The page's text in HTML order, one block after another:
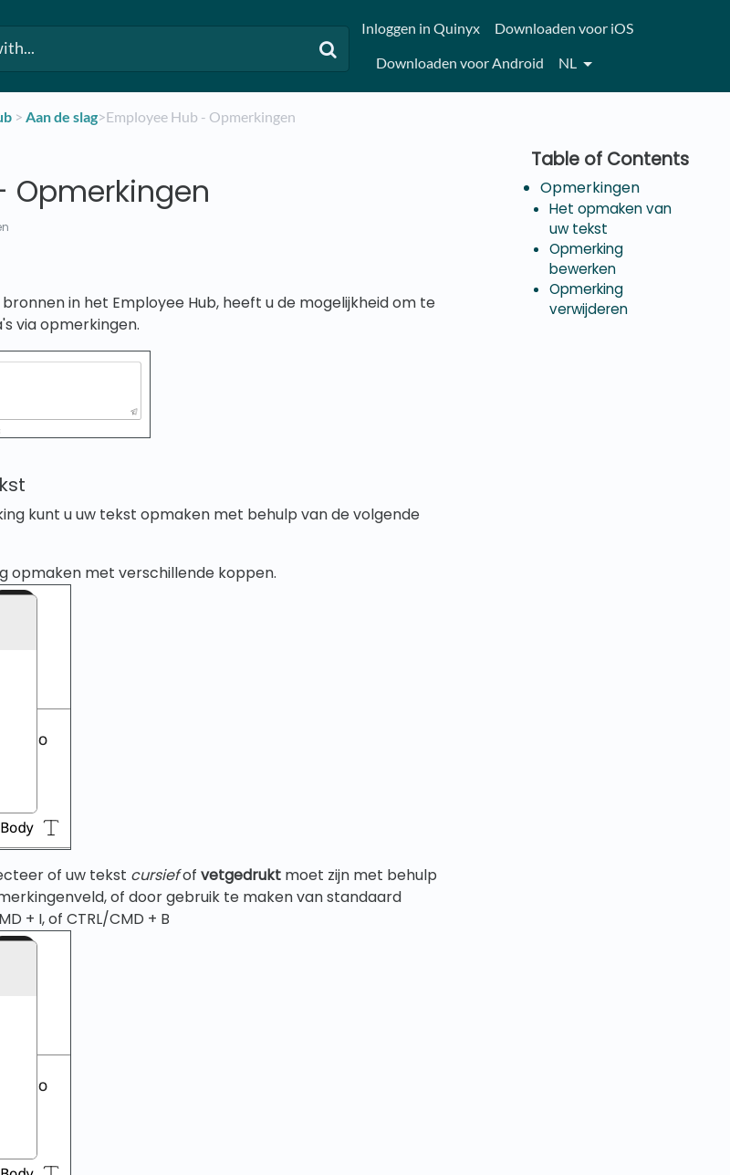
Inloggen in Quinyx
Downloaden voor iOS
Downloaden voor Android
NL
​ > ​​Aan de slag​>​ Employee Hub - Opmerkingen
Opmerkingen
in het Employee Hub, heeft u de mogelijkheid om te
via opmerkingen.
kunt u uw tekst opmaken met behulp van de volgende
opmaken met verschillende koppen.
of uw tekst cursiefof vetgedrukt moet zijn met behulp
of door gebruik te maken van standaard
+ I, of CTRL/CMD + B
Opmerkingen
Het opmaken van
uw tekst
Opmerking
bewerken
Opmerking
verwijderen